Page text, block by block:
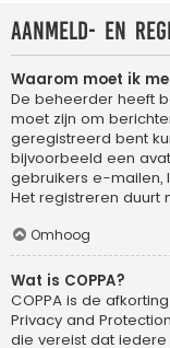
Aanmeld- en
Waarom moet ik
De beheerder heeft
moet zijn om
geregistreerd bent
bijvoorbeeld een
gebruikers e-mailen,
Het registreren duurt
Omhoog
Wat is COPPA?
COPPA is de
Privacy and
die vereist dat